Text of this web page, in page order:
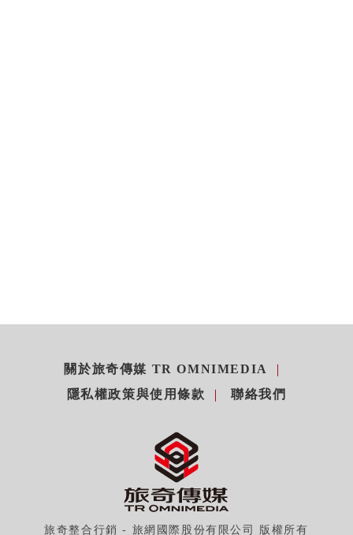
關於旅奇傳媒 TR OMNIMEDIA
隱私權政策與使用條款
聯絡我們
旅奇整合行銷 - 旅網國際股份有限公司 版權所有